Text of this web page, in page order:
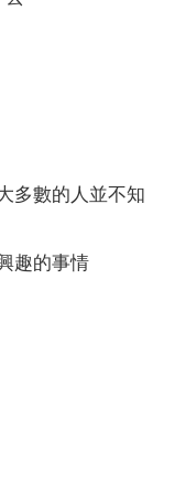
多數的人並不知
趣的事情